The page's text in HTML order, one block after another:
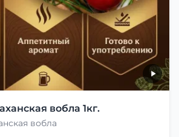
вобла 1кг.
вобла